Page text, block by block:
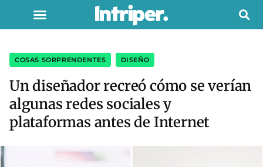
COSAS SORPRENDENTES DISEÑO
Un diseñador recreó cómo se verían
algunas redes sociales y
plataformas antes de Internet